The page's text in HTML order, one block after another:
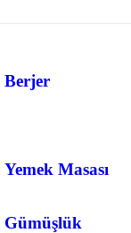
Berjer
Yemek Masası
Gümüşlük